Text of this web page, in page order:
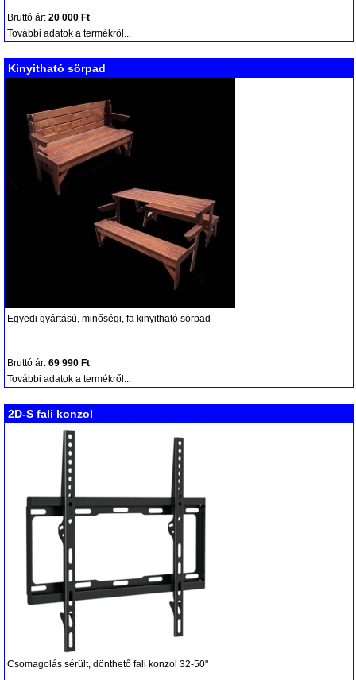
Bruttó ár: 20 000 Ft
További adatok a termékről...
Kinyitható sörpad
Egyedi gyártású, minőségi, fa kinyitható sörpad
Bruttó ár: 69 990 Ft
További adatok a termékről...
2D-S fali konzol
Csomagolás sérült, dönthető fali konzol 32-50"